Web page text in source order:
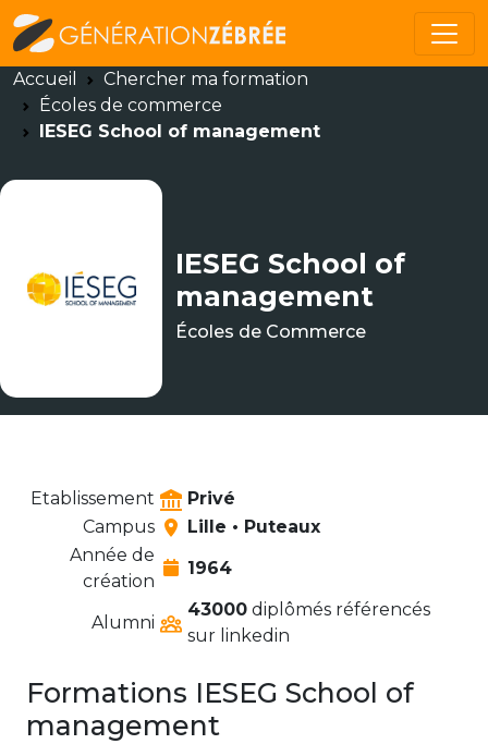
Accueil
Chercher ma formation
Écoles de commerce
IESEG School of management
IESEG School of
management
Écoles de Commerce
Etablissement
Privé
Campus
Lille • Puteaux
Année de
création
1964
Alumni
43000 diplômés référencés
sur linkedin
Formations IESEG School of
management